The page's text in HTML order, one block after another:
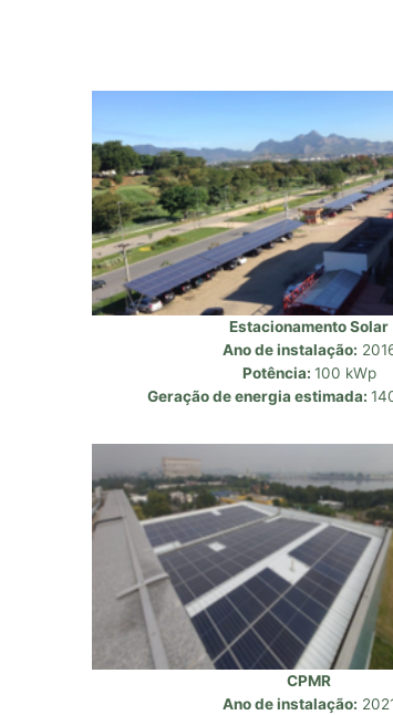
Estacionamento Solar
Ano de instalação:
Potência: 100 kWp
Geração de energia estimada:
CPMR
Ano de instalação: